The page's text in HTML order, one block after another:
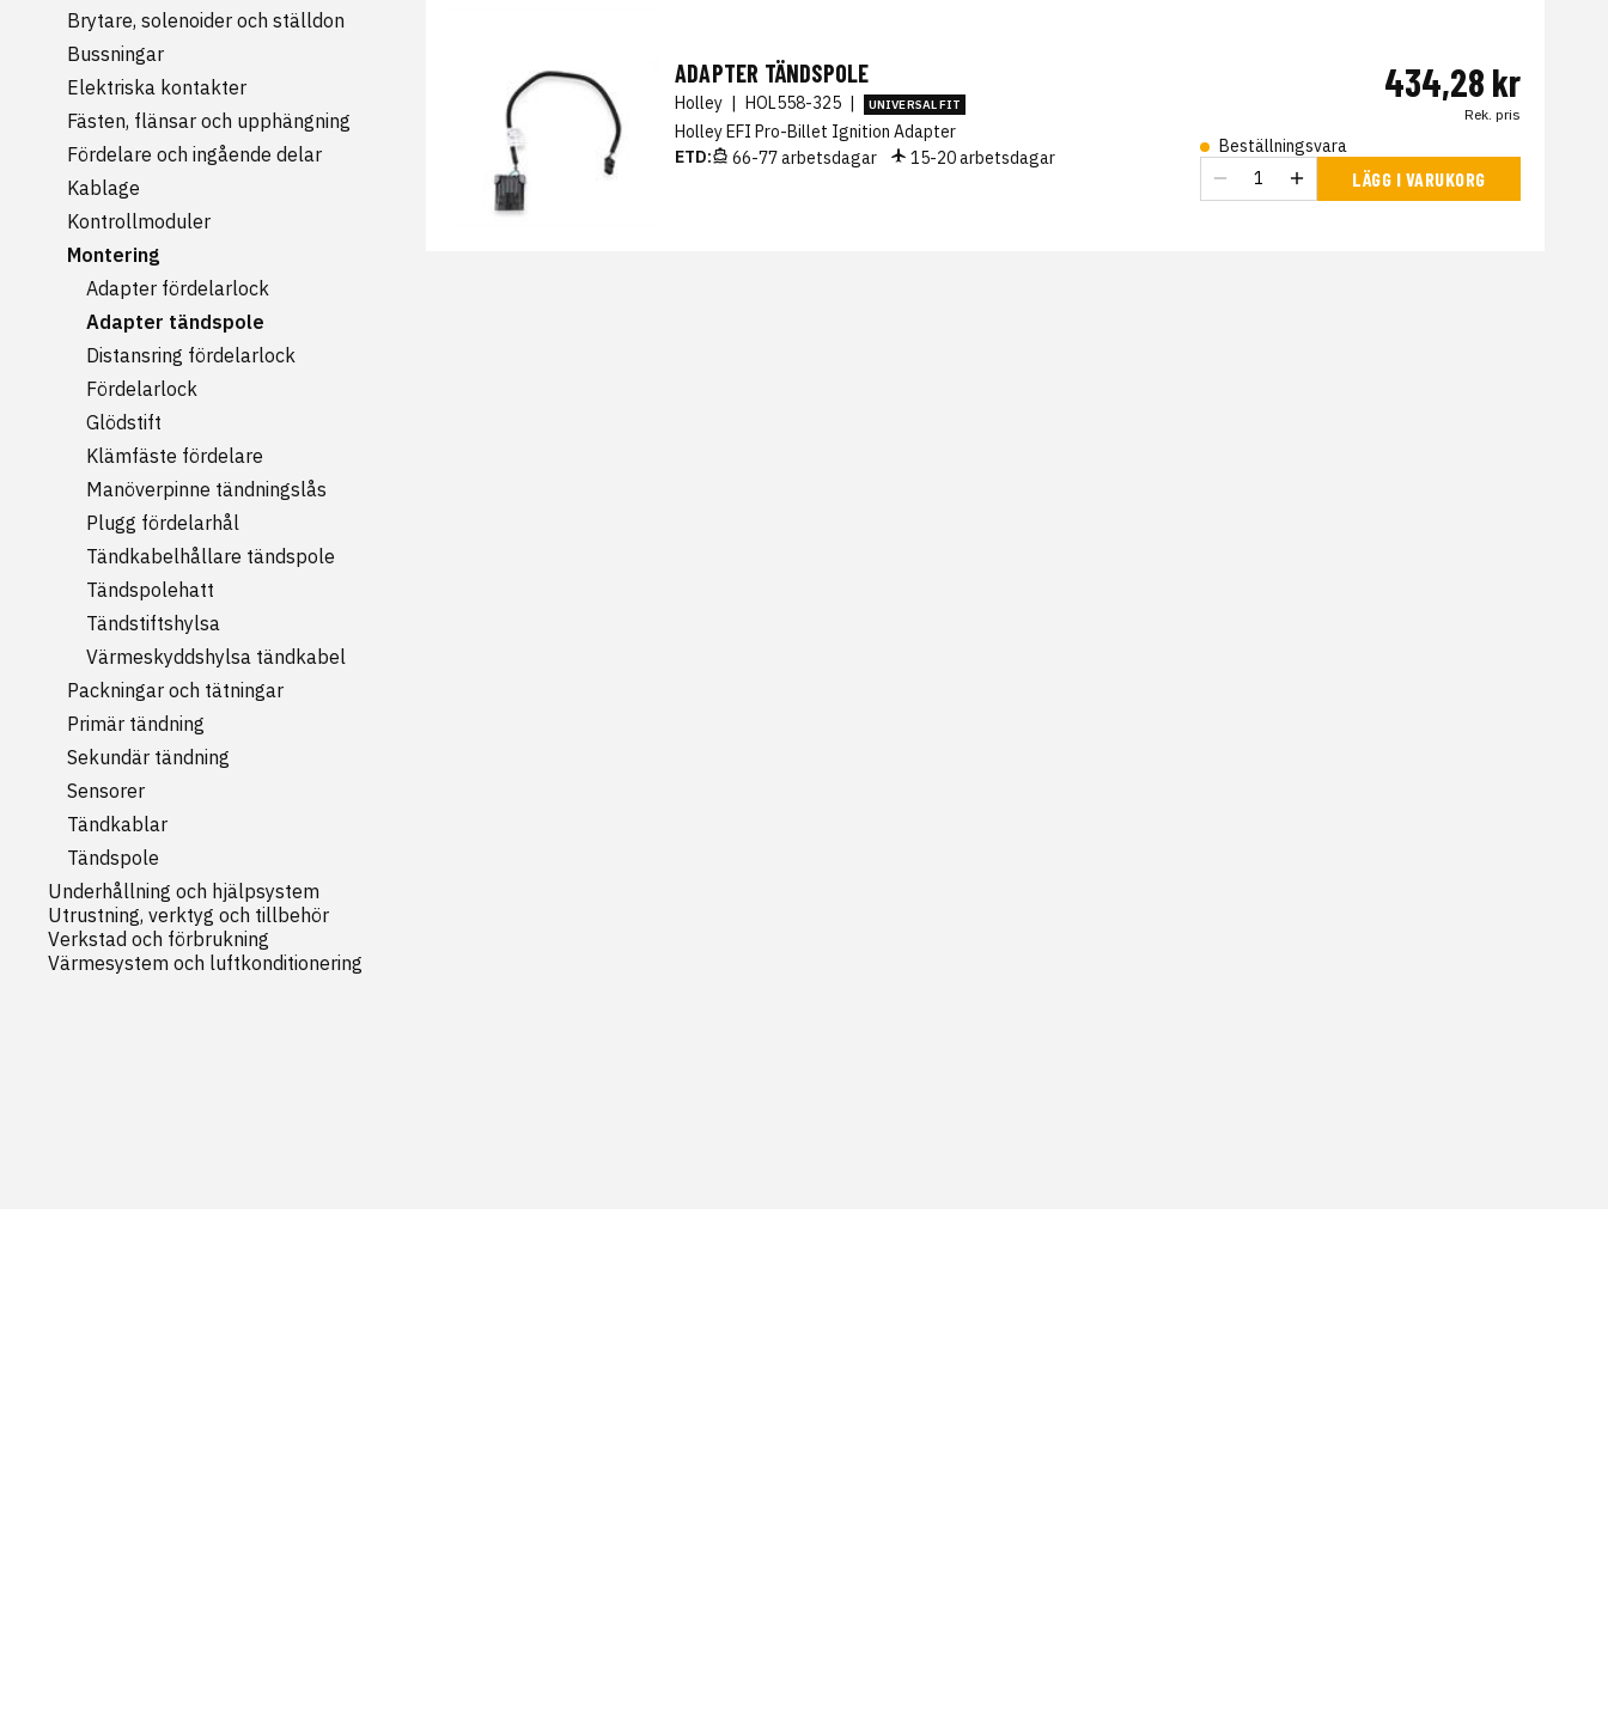
Brytare, solenoider och ställdon
Bussningar
Elektriska kontakter
Fästen, flänsar och upphängning
Fördelare och ingående delar
Kablage
Kontrollmoduler
Montering
Adapter fördelarlock
Adapter tändspole
Distansring fördelarlock
Fördelarlock
Glödstift
Klämfäste fördelare
Manöverpinne tändningslås
Plugg fördelarhål
Tändkabelhållare tändspole
Tändspolehatt
Tändstiftshylsa
Värmeskyddshylsa tändkabel
Packningar och tätningar
Primär tändning
Sekundär tändning
Sensorer
Tändkablar
Tändspole
Underhållning och hjälpsystem
Utrustning, verktyg och tillbehör
Verkstad och förbrukning
Värmesystem och luftkonditionering
ADAPTER TÄNDSPOLE
Holley HOL558-325 UNIVERSAL FIT
Holley EFI Pro-Billet Ignition Adapter
ETD:
66-77 arbetsdagar 15-20 arbetsdagar
434,28 kr
Rek. pris
Beställningsvara
LÄGG I VARUKORG